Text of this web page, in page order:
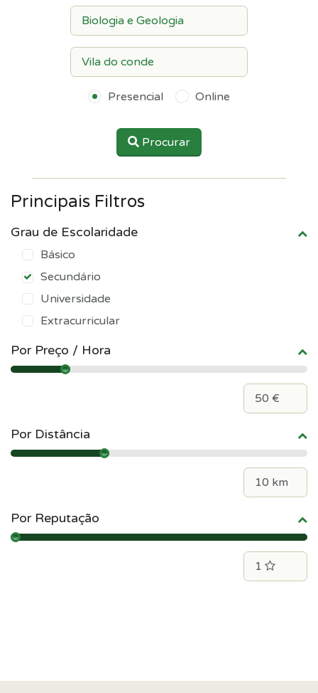
Presencial Online
Procurar
Principais Filtros
Grau de Escolaridade
Básico
Secundário
Universidade
Extracurricular
Por Preço / Hora
Por Distância
Por Reputação